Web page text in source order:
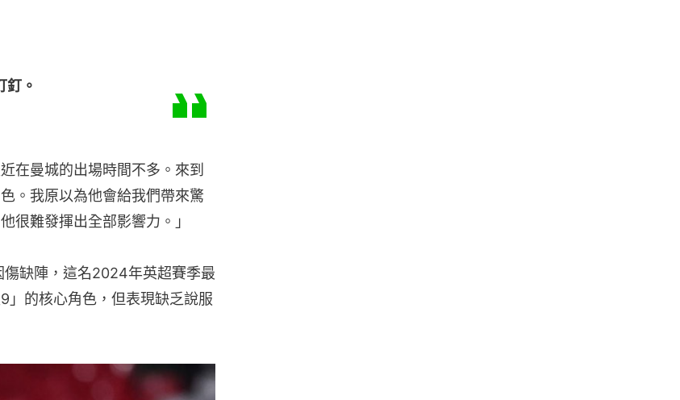
釘。
在曼城的出場時間不多。來到
。我原以為他會給我們帶來驚
很難發揮出全部影響力。」
缺陣，這名2024年英超賽季最
」的核心角色，但表現缺乏說服